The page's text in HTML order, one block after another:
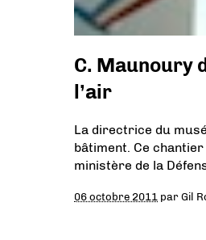
C. Maunoury
l’air
La directrice du
bâtiment. Ce
ministère de la
06 octobre 2011 parGil